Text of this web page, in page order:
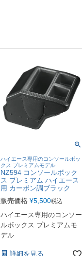
ハイエース専用のコンソールボッ
クス プレミアムモデル
NZ594 コンソールボック
ス プレミアム ハイエース
用 カーボン調ブラック
販売価格 ¥5,500税込
ハイエース専用のコンソー
ルボックス プレミアムモ
デル
詳細を見る